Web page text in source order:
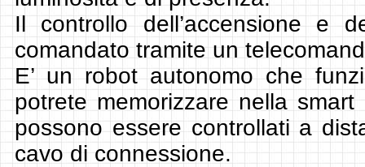
Il controllo dell’accensione e
comandato tramite un
E’ un robot autonomo che
potrete memorizzare nella
possono essere controllati a
cavo di connessione.